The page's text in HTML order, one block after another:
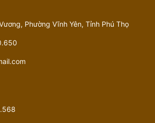
Phường Vĩnh Yên, Tỉnh Phú Thọ